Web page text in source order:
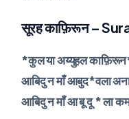
सूरह काफ़िरून –
*कुल या अय्युहल
आबिदु न माँ आबुद*वला
आबिदु न माँ आ बू दू * ला